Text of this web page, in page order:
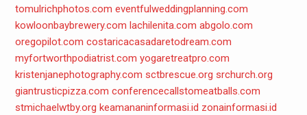
tomulrichphotos.com eventfulweddingplanning.com
kowloonbaybrewery.com lachilenita.com abgolo.com
oregopilot.com costaricacasadaretodream.com
myfortworthpodiatrist.com yogaretreatpro.com
kristenjanephotography.com sctbrescue.org srchurch.org
giantrusticpizza.com conferencecallstomeatballs.com
stmichaelwtby.org keamananinformasi.id zonainformasi.id